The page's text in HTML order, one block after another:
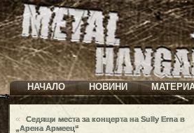
НАЧАЛО НОВИНИ
«
Седящи места за концерта на Sully Erna в
„Арена Армеец“